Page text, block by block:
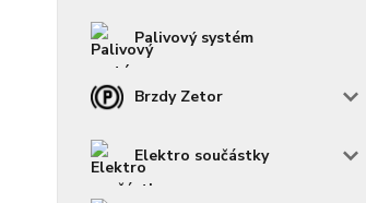
Palivový systém
Brzdy Zetor
Elektro součástky